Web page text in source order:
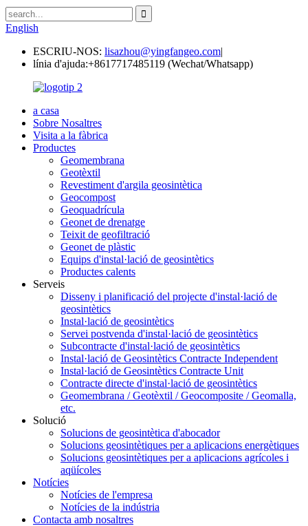
English
ESCRIU-NOS: lisazhou@yingfangeo.com|
línia d'ajuda:+8617717485119 (Wechat/Whatsapp)
a casa
Sobre Nosaltres
Visita a la fàbrica
Productes
Geomembrana
Geotèxtil
Revestiment d'argila geosintètica
Geocompost
Geoquadrícula
Geonet de drenatge
Teixit de geofiltració
Geonet de plàstic
Equips d'instal·lació de geosintètics
Productes calents
Serveis
Disseny i planificació del projecte d'instal·lació de
geosintètics
Instal·lació de geosintètics
Servei postvenda d'instal·lació de geosintètics
Subcontracte d'instal·lació de geosintètics
Instal·lació de Geosintètics Contracte Independent
Instal·lació de Geosintètics Contracte Unit
Contracte directe d'instal·lació de geosintètics
Geomembrana / Geotèxtil / Geocomposite / Geomalla,
etc.
Solució
Solucions de geosintètica d'abocador
Solucions geosintètiques per a aplicacions energètiques
Solucions geosintètiques per a aplicacions agrícoles i
aqüícoles
Notícies
Notícies de l'empresa
Notícies de la indústria
Contacta amb nosaltres